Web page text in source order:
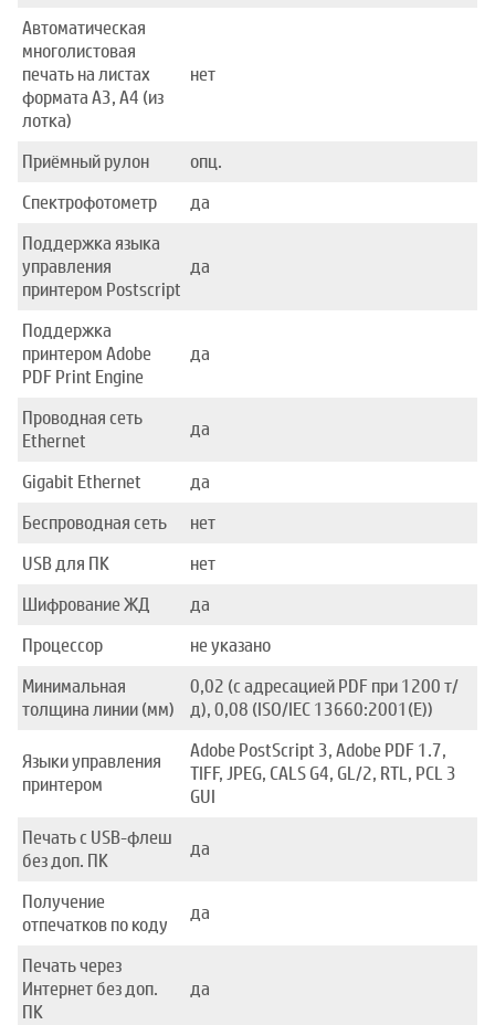
Автоматическая
многолистовая
печать на листах
формата А3, А4 (из
лотка)
нет
Приёмный рулон
опц.
Спектрофотометр
да
Поддержка языка
управления
принтером Postscript
да
Поддержка
принтером Adobe
PDF Print Engine
да
Проводная сеть
Ethernet
да
Gigabit Ethernet
да
Беспроводная сеть
нет
USB для ПК
нет
Шифрование ЖД
да
Процессор
не указано
Минимальная
толщина линии (мм)
0,02 (с адресацией PDF при 1200 т/
д), 0,08 (ISO/IEC 13660:2001(E))
Языки управления
принтером
Adobe PostScript 3, Adobe PDF 1.7,
TIFF, JPEG, CALS G4, GL/2, RTL, PCL 3
GUI
Печать с USB-флеш
без доп. ПК
да
Получение
отпечатков по коду
да
Печать через
Интернет без доп.
ПК
да